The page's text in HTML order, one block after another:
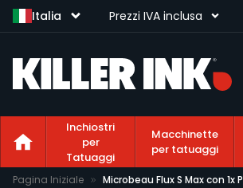
Italia Prezzi IVA inclusa
Consegna gratuita per
Inchiostri
per
Tatuaggi
Macchinette
per tatuaggi
Salta al contenuto
Pagina Iniziale Microbeau Flux S Max con